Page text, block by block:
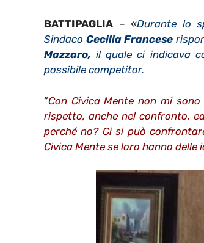
BATTIPAGLIA – «Durante lo
Sindaco Cecilia Francese
Mazzaro, il quale ci indicava
possibile competitor.
“Con Civica Mente non mi
rispetto, anche nel confronto,
perché no? Ci si può
Civica Mente se loro hanno delle